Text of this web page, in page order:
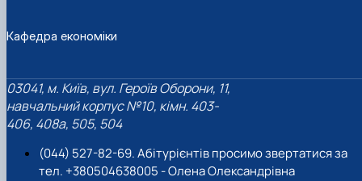
Кафедра економіки
03041, м. Київ, вул. Героїв Оборони, 11,
навчальний корпус №10, кімн. 403-
406, 408a, 505, 504
(044) 527-82-69. Абітурієнтів просимо звертатися за
тел. +380504638005 - Олена Олександрівна